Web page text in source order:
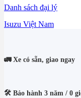
Danh sách đại lý
Isuzu Việt Nam
🚛 Xe có sẵn, giao ngay
🛠️ Bảo hành 3 năm / 0